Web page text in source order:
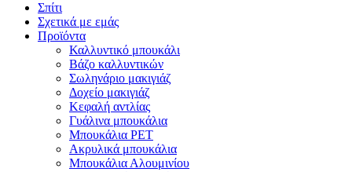
Σπίτι
Σχετικά με εμάς
Προϊόντα
Καλλυντικό μπουκάλι
Βάζο καλλυντικών
Σωληνάριο μακιγιάζ
Δοχείο μακιγιάζ
Κεφαλή αντλίας
Γυάλινα μπουκάλια
Μπουκάλια PET
Ακρυλικά μπουκάλια
Μπουκάλια Αλουμινίου